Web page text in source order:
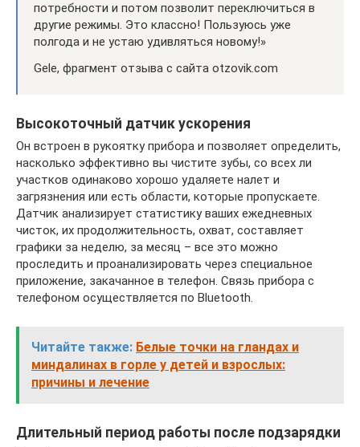
потребности и потом позволит переключиться в
другие режимы. Это классно! Пользуюсь уже
полгода и не устаю удивляться новому!»
Gele, фрагмент отзыва с сайта otzovik.com
Высокоточный датчик ускорения
Он встроен в рукоятку прибора и позволяет определить,
насколько эффективно вы чистите зубы, со всех ли
участков одинаково хорошо удаляете налет и
загрязнения или есть области, которые пропускаете.
Датчик анализирует статистику ваших ежедневных
чисток, их продолжительность, охват, составляет
графики за неделю, за месяц – все это можно
проследить и проанализировать через специальное
приложение, закачанное в телефон. Связь прибора с
телефоном осуществляется по Bluetooth.
Читайте также: Белые точки на гландах и
миндалинах в горле у детей и взрослых:
причины и лечение
Длительный период работы после подзарядки